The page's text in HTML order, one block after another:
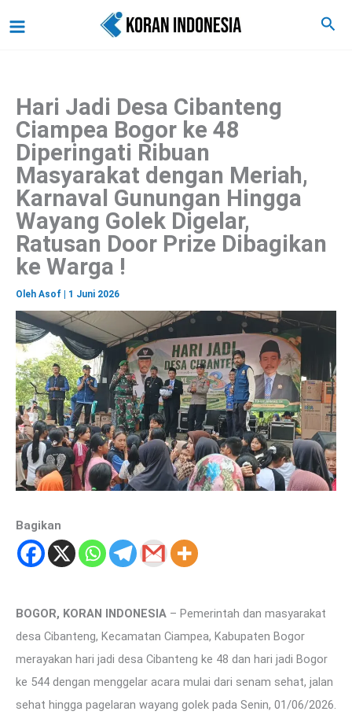
ke
Cari
Hari Jadi Desa Cibanteng
Ciampea Bogor ke 48
Diperingati Ribuan
Masyarakat dengan Meriah,
Karnaval Gunungan Hingga
Wayang Golek Digelar,
Ratusan Door Prize Dibagikan
ke Warga !
Oleh Asof 1 Juni 2026
Bagikan
BOGOR, KORAN INDONESIA – Pemerintah dan masyarakat
desa Cibanteng, Kecamatan Ciampea, Kabupaten Bogor
merayakan hari jadi desa Cibanteng ke 48 dan hari jadi Bogor
ke 544 dengan menggelar acara mulai dari senam sehat, jalan
sehat hingga pagelaran wayang golek pada Senin, 01/06/2026.
a